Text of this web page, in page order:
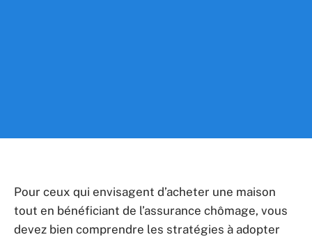
Pour ceux qui envisagent d’acheter une maison
tout en bénéficiant de l’assurance chômage, vous
devez bien comprendre les stratégies à adopter